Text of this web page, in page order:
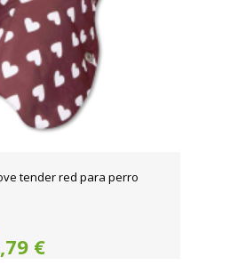
tender red para perro
€